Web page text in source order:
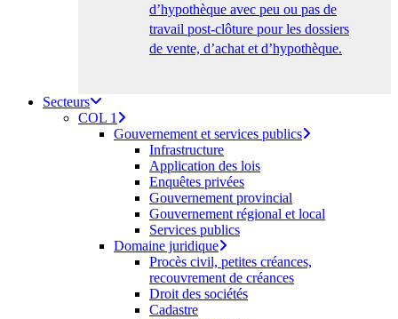
d’hypothèque avec peu ou pas de
travail post-clôture pour les dossiers
de vente, d’achat et d’hypothèque.
Secteurs
COL 1
Gouvernement et services publics
Infrastructure
Application des lois
Enquêtes privées
Gouvernement provincial
Gouvernement régional et local
Services publics
Domaine juridique
Procès civil, petites créances,
recouvrement de créances
Droit des sociétés
Cadastre